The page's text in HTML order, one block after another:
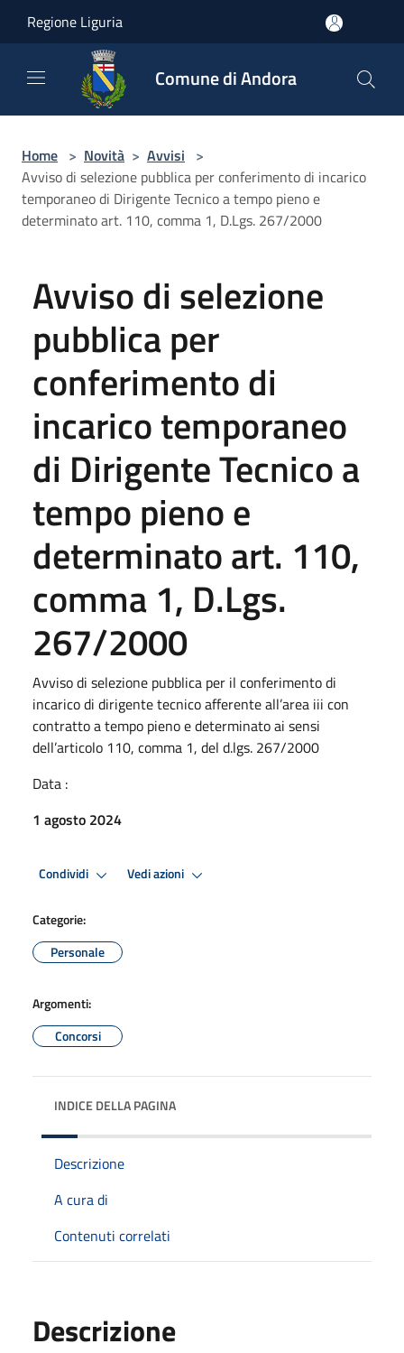
Regione Liguria
Comune di Andora
Home > Novità > Avvisi >
Avviso di selezione pubblica per conferimento di incarico
temporaneo di Dirigente Tecnico a tempo pieno e
determinato art. 110, comma 1, D.Lgs. 267/2000
Avviso di selezione
pubblica per
conferimento di
incarico temporaneo
di Dirigente Tecnico a
tempo pieno e
determinato art. 110,
comma 1, D.Lgs.
267/2000
Avviso di selezione pubblica per il conferimento di
incarico di dirigente tecnico afferente all’area iii con
contratto a tempo pieno e determinato ai sensi
dell’articolo 110, comma 1, del d.lgs. 267/2000
Data :
1 agosto 2024
Condividi Vedi azioni
Categorie:
Personale
Argomenti:
Concorsi
INDICE DELLA PAGINA
Descrizione
A cura di
Contenuti correlati
Descrizione